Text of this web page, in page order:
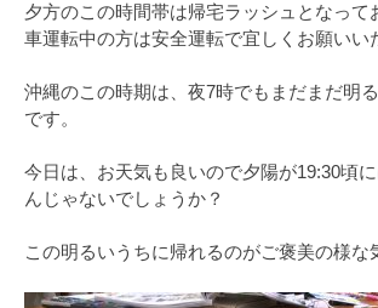
夕方のこの時間帯は帰宅ラッシュとなって
車運転中の方は安全運転で宜しくお願いい
沖縄のこの時期は、夜7時でもまだまだ明
です。
今日は、お天気も良いので夕陽が19:30頃
んじゃないでしょうか？
この明るいうちに帰れるのがご褒美の様な